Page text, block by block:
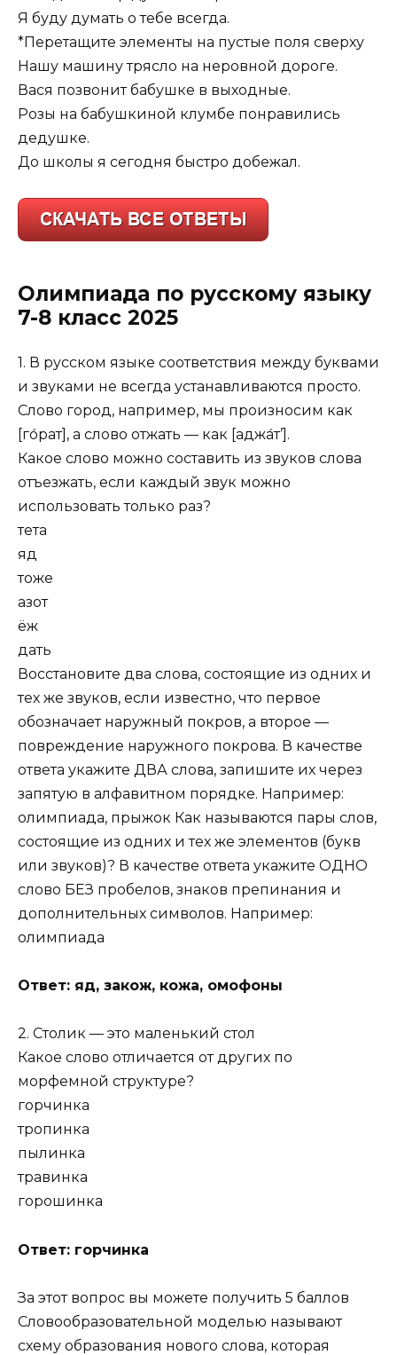
Я буду думать о тебе всегда.
*Перетащите элементы на пустые поля сверху
Нашу машину трясло на неровной дороге.
Вася позвонит бабушке в выходные.
Розы на бабушкиной клумбе понравились
дедушке.
До школы я сегодня быстро добежал.
Олимпиада по русскому языку
7-8 класс 2025
1. В русском языке соответствия между буквами
и звуками не всегда устанавливаются просто.
Слово город, например, мы произносим как
[го́рат], а слово отжать — как [аджа́т’].
Какое слово можно составить из звуков слова
отъезжать, если каждый звук можно
использовать только раз?
тета
яд
тоже
азот
ёж
дать
Восстановите два слова, состоящие из одних и
тех же звуков, если известно, что первое
обозначает наружный покров, а второе —
повреждение наружного покрова. В качестве
ответа укажите ДВА слова, запишите их через
запятую в алфавитном порядке. Например:
олимпиада, прыжок Как называются пары слов,
состоящие из одних и тех же элементов (букв
или звуков)? В качестве ответа укажите ОДНО
слово БЕЗ пробелов, знаков препинания и
дополнительных символов. Например:
олимпиада
Ответ: яд, закож, кожа, омофоны
2. Столик — это маленький стол
Какое слово отличается от других по
морфемной структуре?
горчинка
тропинка
пылинка
травинка
горошинка
Ответ: горчинка
За этот вопрос вы можете получить 5 баллов
Словообразовательной моделью называют
схему образования нового слова, которая